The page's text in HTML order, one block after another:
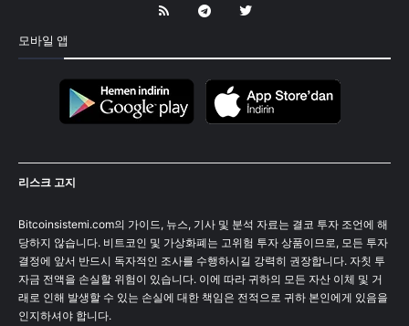
모바일 앱
리스크 고지
Bitcoinsistemi.com의 가이드, 뉴스, 기사 및 분석 자료는 결코 투자 조언에 해
당하지 않습니다. 비트코인 및 가상화폐는 고위험 투자 상품이므로, 모든 투자
결정에 앞서 반드시 독자적인 조사를 수행하시길 강력히 권장합니다. 자칫 투
자금 전액을 손실할 위험이 있습니다. 이에 따라 귀하의 모든 자산 이체 및 거
래로 인해 발생할 수 있는 손실에 대한 책임은 전적으로 귀하 본인에게 있음을
인지하셔야 합니다.